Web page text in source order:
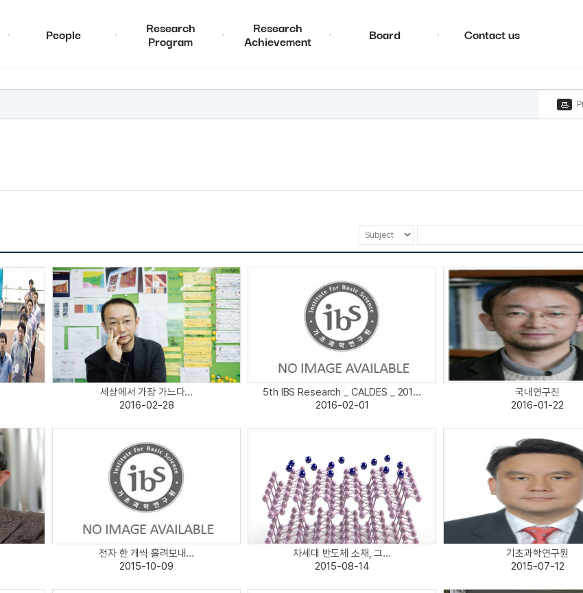
People Research
Program
Research
Achievement Board Contact us
세상에서 가장 가느다...
2016-02-28
5th IBS Research _ CALDES _ 201...
2016-02-01
국내연구진
2016-01-22
전자 한 개씩 흘려보내...
2015-10-09
차세대 반도체 소재, 그...
2015-08-14
기초과학연구원
2015-07-12